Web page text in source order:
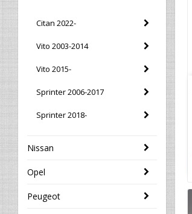
Citan 2022-
Vito 2003-2014
Vito 2015-
Sprinter 2006-2017
Sprinter 2018-
Nissan
Opel
Peugeot